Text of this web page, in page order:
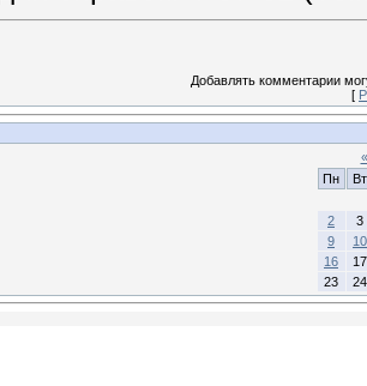
Добавлять комментарии
[
«
Пн
Вт
2
3
9
10
16
17
23
24